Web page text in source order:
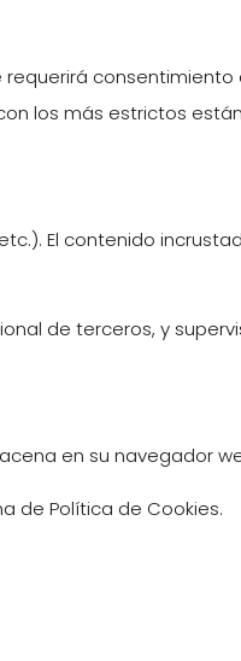
consentimiento
los más estrictos
El contenido
de terceros, y
en su navegador
de Política de Cookies.